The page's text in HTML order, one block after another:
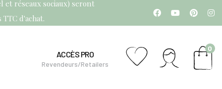
et réseaux sociaux) seront
d'achat.
ACCÈS PRO
Revendeurs/Retailers
0